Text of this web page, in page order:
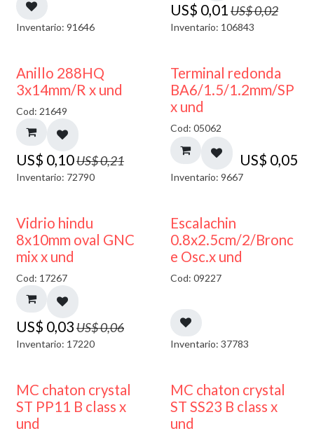
Inventario: 91646
US$ 0,01 US$0,02
Inventario: 106843
50% DESCUENTO
Anillo 288HQ
3x14mm/R x und
Cod: 21649
US$ 0,10US$0,21
Inventario: 72790
Terminal redonda
BA6/1.5/1.2mm/SP
x und
Cod: 05062
US$ 0,05
Inventario: 9667
50% DESCUENTO
Vidrio hindu
8x10mm oval GNC
mix x und
Cod: 17267
US$ 0,03US$0,06
Inventario: 17220
Escalachin
0.8x2.5cm/2/Bronc
e Osc.x und
Cod: 09227
Inventario: 37783
MC chaton crystal
ST PP11 B class x
und
MC chaton crystal
ST SS23 B class x
und